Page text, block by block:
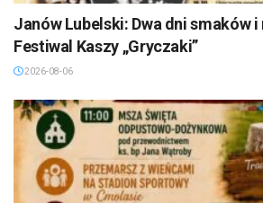
Janów Lubelski: Dwa dni smaków i
Festiwal Kaszy „Gryczaki”
2026-08-06